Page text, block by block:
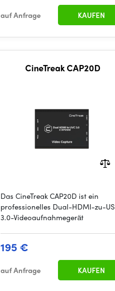
auf Anfrage KAUFEN
CineTreak CAP20D
Das CineTreak CAP20D ist ein
professionelles Dual-HDMI-zu-
3.0-Videoaufnahmegerät
195 €
auf Anfrage KAUFEN